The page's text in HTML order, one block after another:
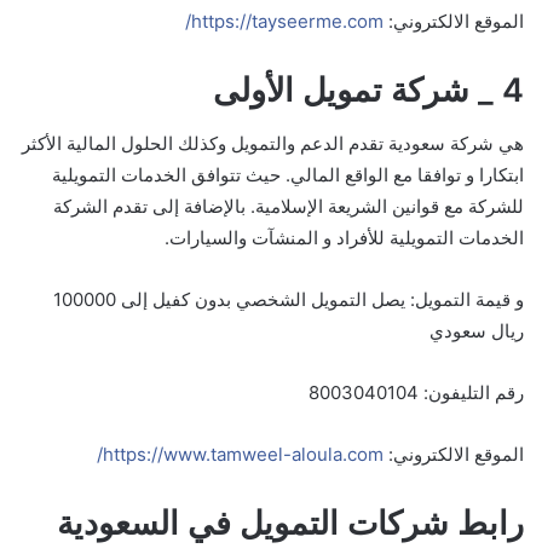
الموقع الالكتروني: https://tayseerme.com/
4 _ شركة تمويل الأولى
هي شركة سعودية تقدم الدعم والتمويل وكذلك الحلول المالية الأكثر
ابتكارا و توافقا مع الواقع المالي. حيث تتوافق الخدمات التمويلية
للشركة مع قوانين الشريعة الإسلامية. بالإضافة إلى تقدم الشركة
الخدمات التمويلية للأفراد و المنشآت والسيارات.
و قيمة التمويل: يصل التمويل الشخصي بدون كفيل إلى 100000
ريال سعودي
رقم التليفون: 8003040104
الموقع الالكتروني: https://www.tamweel-aloula.com/
رابط شركات التمويل في السعودية